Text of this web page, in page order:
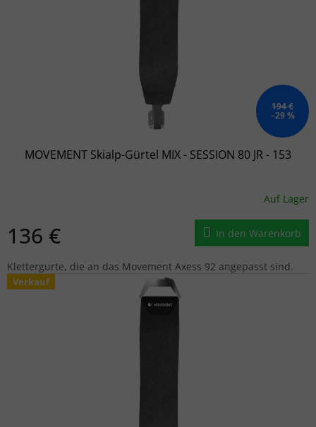
194 €
–29 %
MOVEMENT Skialp-Gürtel MIX - SESSION 80 JR - 153
Auf Lager
136 € In den Warenkorb
Klettergurte, die an das Movement Axess 92 angepasst sind.
Verkauf